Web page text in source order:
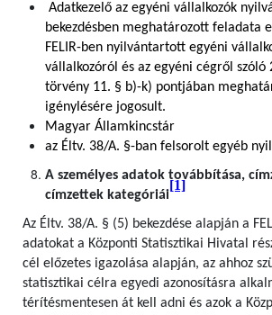
Adatkezelő az egyéni vállalkozók
bekezdésben meghatározott feladata
FELIR-ben nyilvántartott egyéni
vállalkozóról és az egyéni cégről szóló
törvény 11. § b)-k) pontjában
igénylésére jogosult.
Magyar Államkincstár
az Éltv. 38/A. §-ban felsorolt egyéb
A személyes adatok továbbítása,
címzettek kategóriái
[1]
Az Éltv. 38/A. § (5) bekezdése alapján a
adatokat a Központi Statisztikai Hivatal
cél előzetes igazolása alapján, az ahhoz
statisztikai célra egyedi azonosításra
térítésmentesen át kell adni és azok a